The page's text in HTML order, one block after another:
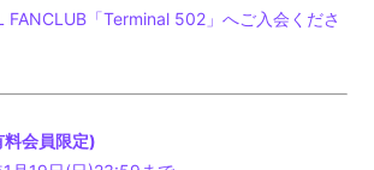
FANCLUB「Terminal 502」へご入会くださ
会員限定)